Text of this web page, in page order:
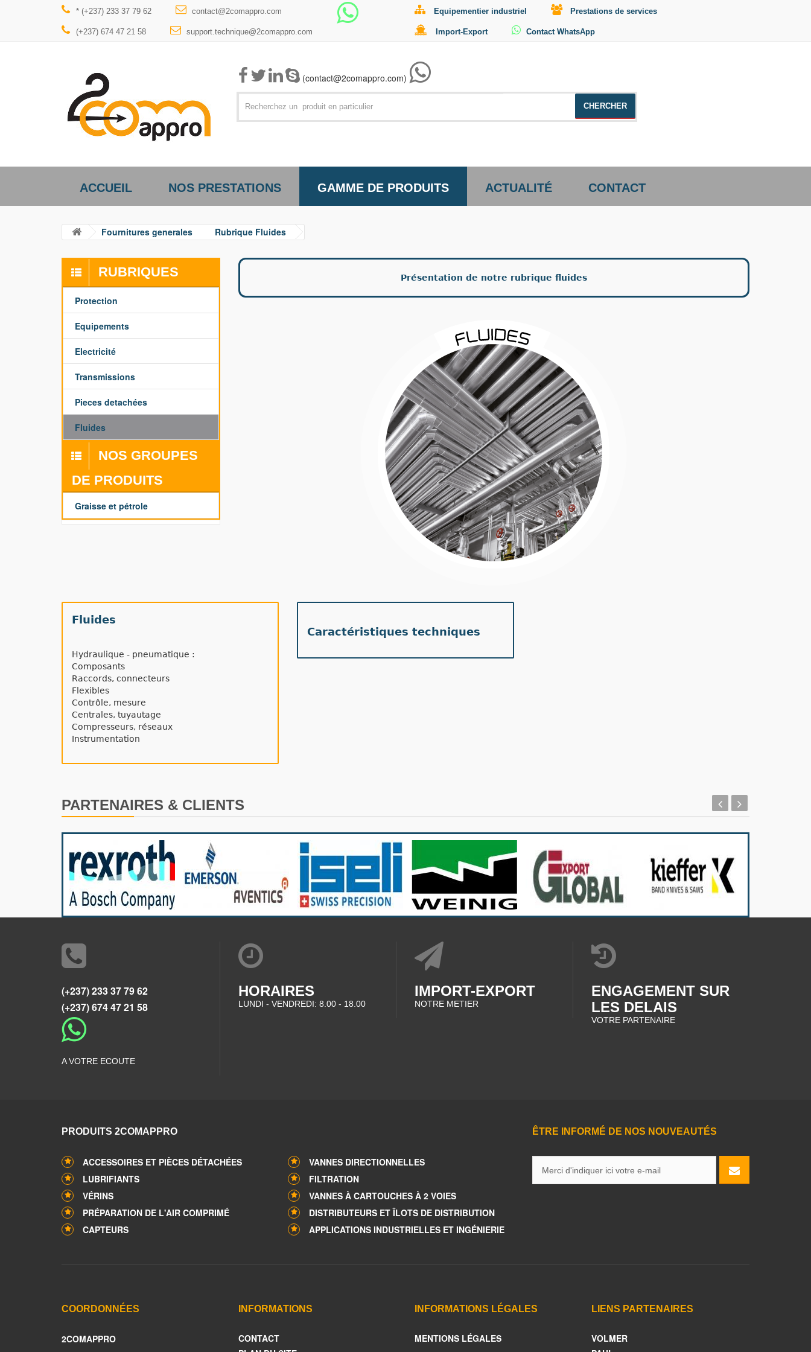
* (+237) 233 37 79 62 contact@2comappro.com
(+237) 674 47 21 58 support.technique@2comappro.com
Equipementier industriel Prestations de services
Import-Export Contact WhatsApp
(contact@2comappro.com)
ACCUEIL NOS PRESTATIONS GAMME DE PRODUITS ACTUALITÉ CONTACT
Fournitures generales Rubrique Fluides
RUBRIQUES
Protection
Equipements
Electricité
Transmissions
Pieces detachées
Fluides
NOS GROUPES
DE PRODUITS
Graisse et pétrole
Présentation de notre rubrique fluides
Fluides
Hydraulique - pneumatique :
Composants
Raccords, connecteurs
Flexibles
Contrôle, mesure
Centrales, tuyautage
Compresseurs, réseaux
Instrumentation
Caractéristiques techniques
PARTENAIRES & CLIENTS
(+237) 233 37 79 62
(+237) 674 47 21 58
A VOTRE ECOUTE
HORAIRES
LUNDI - VENDREDI: 8.00 - 18.00
IMPORT-EXPORT
NOTRE METIER
ENGAGEMENT SUR
LES DELAIS
VOTRE PARTENAIRE
PRODUITS 2COMAPPRO
ACCESSOIRES ET PIÈCES DÉTACHÉES
VANNES DIRECTIONNELLES
LUBRIFIANTS
FILTRATION
VÉRINS
VANNES À CARTOUCHES À 2 VOIES
PRÉPARATION DE L'AIR COMPRIMÉ
DISTRIBUTEURS ET ÎLOTS DE DISTRIBUTION
CAPTEURS
APPLICATIONS INDUSTRIELLES ET INGÉNIERIE
ÊTRE INFORMÉ DE NOS NOUVEAUTÉS
COORDONNÉES
2COMAPPRO
INFORMATIONS
CONTACT
INFORMATIONS LÉGALES
MENTIONS LÉGALES
LIENS PARTENAIRES
VOLMER